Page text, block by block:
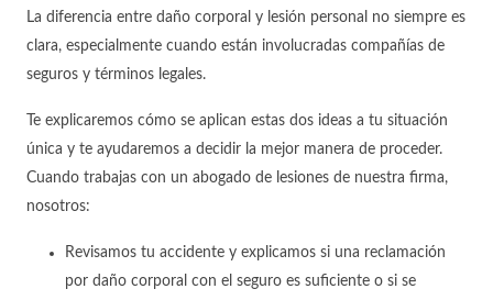
La diferencia entre daño corporal y lesión personal no siempre es
clara, especialmente cuando están involucradas compañías de
seguros y términos legales.
Te explicaremos cómo se aplican estas dos ideas a tu situación
única y te ayudaremos a decidir la mejor manera de proceder.
Cuando trabajas con un abogado de lesiones de nuestra firma,
nosotros:
Revisamos tu accidente y explicamos si una reclamación
por daño corporal con el seguro es suficiente o si se